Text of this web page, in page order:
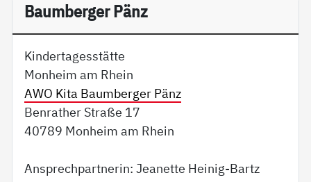
Baumberger Pänz
Kindertagesstätte
Monheim am Rhein
AWO Kita Baumberger Pänz
Benrather Straße 17
40789 Monheim am Rhein
Ansprechpartnerin: Jeanette Heinig-Bartz